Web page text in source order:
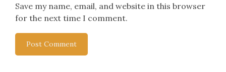
Save my name, email, and website in this browser
for the next time I comment.